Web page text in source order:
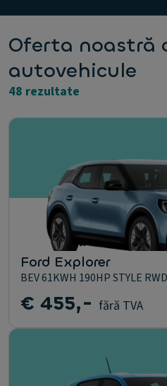
Oferta noastră
autovehicule
48 rezultate
Ford Explorer
BEV 61KWH 190HP STYLE RWD
€ 455,- fără TVA